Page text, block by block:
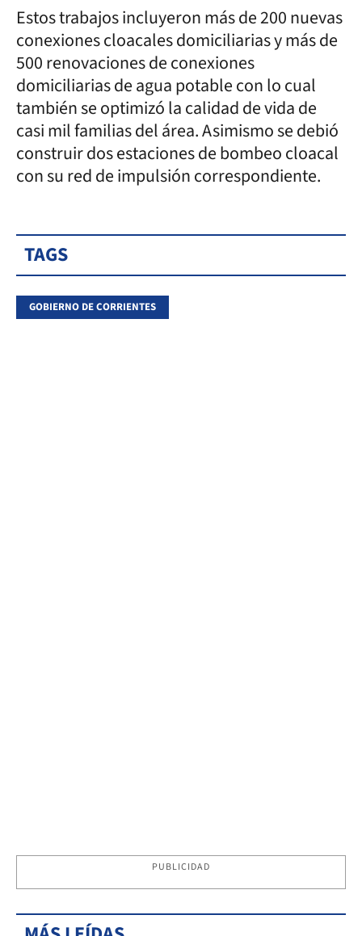
Estos trabajos incluyeron más de 200 nuevas
conexiones cloacales domiciliarias y más de
500 renovaciones de conexiones
domiciliarias de agua potable con lo cual
también se optimizó la calidad de vida de
casi mil familias del área. Asimismo se debió
construir dos estaciones de bombeo cloacal
con su red de impulsión correspondiente.
TAGS
GOBIERNO DE CORRIENTES
PUBLICIDAD